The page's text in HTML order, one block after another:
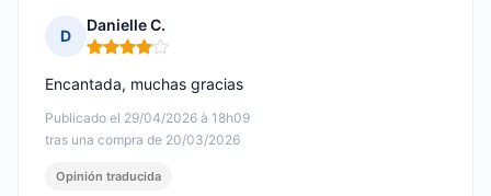
D
Danielle C.
Nota: 4 de 5
Publicado el 29/04/2026 à 18h09
tras una compra de 20/03/2026
Encantada, muchas gracias
Opinión traducida